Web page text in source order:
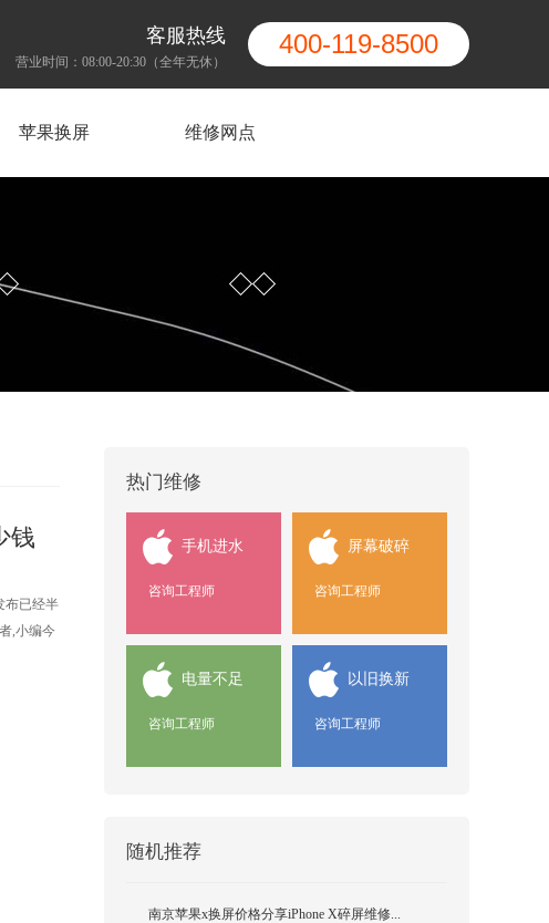
客服热线
营业时间：08:00-20:30（全年无休）
400-119-8500
苹果换屏 维修网点
钱
布已经半
,小编今
热门维修
手机进水
咨询工程师
屏幕破碎
咨询工程师
电量不足
咨询工程师
以旧换新
咨询工程师
随机推荐
南京苹果x换屏价格分享iPhone X碎屏维修...